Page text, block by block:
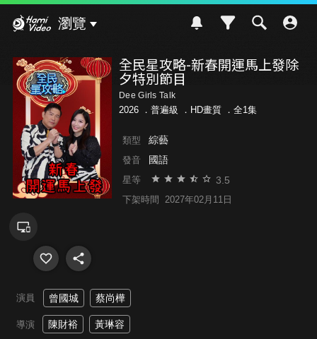
瀏覽
全民星攻略-新春開運馬上發除
夕特別節目
Dee Girls Talk
2026 ． 普遍級 ．HD畫質 ．全1集
類型 綜藝
發音 國語
星等 3.5
下架時間 2027年02月11日
演員 曾國城 蔡尚樺
導演 陳財裕 黃琳容